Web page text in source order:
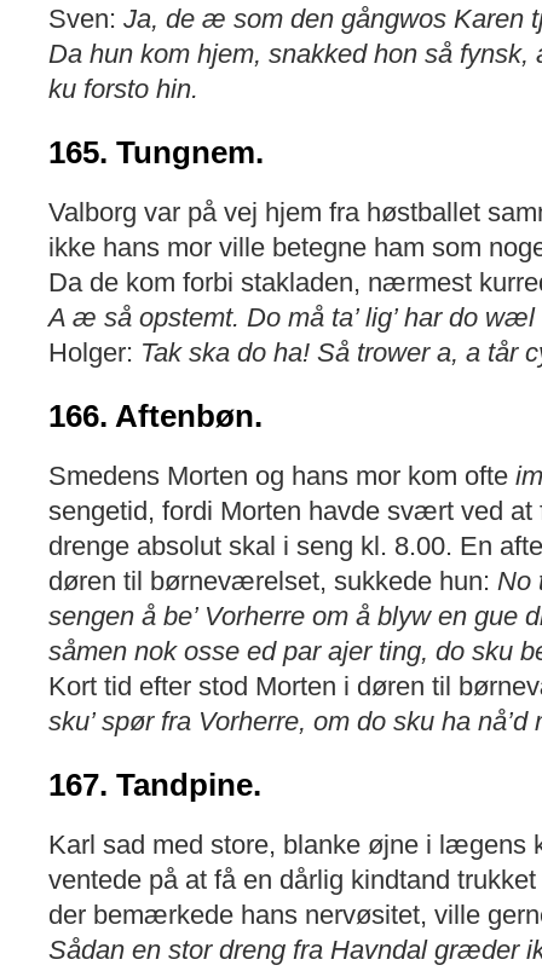
Sven: Ja, de æ som den gångwos Karen
Da hun kom hjem, snakked hon så fynsk,
ku forsto hin.
165. Tungnem.
Valborg var på vej hjem fra høstballet
ikke hans mor ville betegne ham som
Da de kom forbi stakladen, nærmest
A æ så opstemt. Do må ta’ lig’ har do wæl
Holger: Tak ska do ha! Så trower a, a tår
166. Aftenbøn.
Smedens Morten og hans mor kom ofte
sengetid, fordi Morten havde svært ved at
drenge absolut skal i seng kl. 8.00. En
døren til børneværelset, sukkede hun: No
sengen å be’ Vorherre om å blyw en gue
såmen nok osse ed par ajer ting, do sku
Kort tid efter stod Morten i døren til
sku’ spør fra Vorherre, om do sku ha
167. Tandpine.
Karl sad med store, blanke øjne i lægens
ventede på at få en dårlig kindtand
der bemærkede hans nervøsitet, ville
Sådan en stor dreng fra Havndal græder